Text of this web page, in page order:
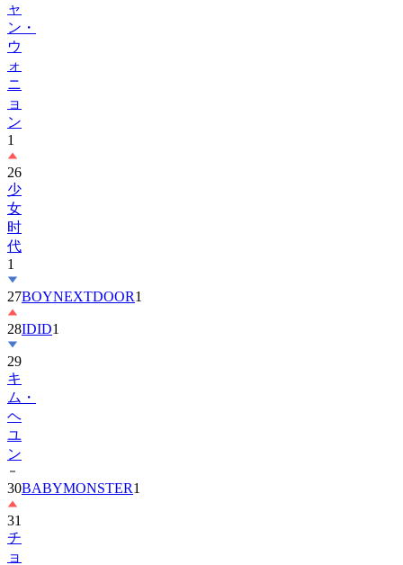
ャ
ン・
ウ
ォ
ニ
ョ
ン
1
26
少
女
时
代
1
27BOYNEXTDOOR1
28IDID1
29
キ
ム・
ヘ
ユ
ン
30BABYMONSTER1
31
チ
ョ